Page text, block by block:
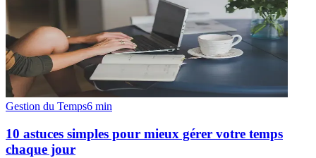
Gestion du Temps6 min
10 astuces simples pour mieux gérer votre temps
chaque jour